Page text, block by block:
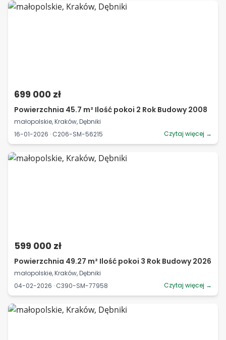
699 000 zł
Powierzchnia 45.7 m² Ilość pokoi 2 Rok Budowy 2008
małopolskie, Kraków, Dębniki
16-01-2026 · C206-SM-56215
Czytaj więcej →
599 000 zł
Powierzchnia 49.27 m² Ilość pokoi 3 Rok Budowy 2026
małopolskie, Kraków, Dębniki
04-02-2026 · C390-SM-77958
Czytaj więcej →